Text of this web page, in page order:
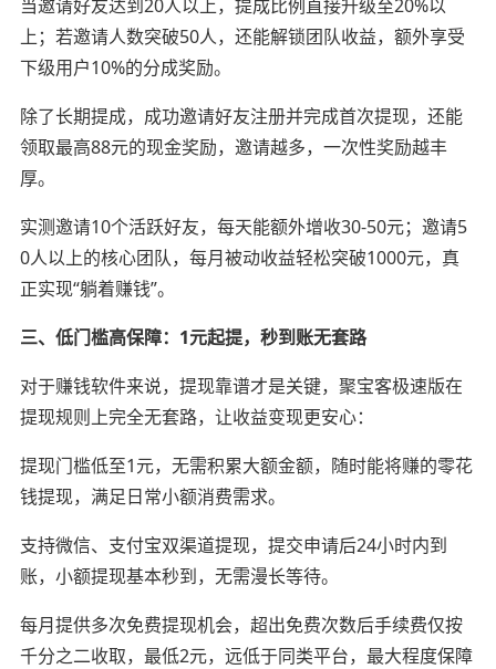
当邀请好友达到20人以上，提成比例直接升级至20%以
上；若邀请人数突破50人，还能解锁团队收益，额外享受
下级用户10%的分成奖励。
除了长期提成，成功邀请好友注册并完成首次提现，还能
领取最高88元的现金奖励，邀请越多，一次性奖励越丰
厚。
实测邀请10个活跃好友，每天能额外增收30-50元；邀请5
0人以上的核心团队，每月被动收益轻松突破1000元，真
正实现“躺着赚钱”。
三、低门槛高保障：1元起提，秒到账无套路
对于赚钱软件来说，提现靠谱才是关键，聚宝客极速版在
提现规则上完全无套路，让收益变现更安心：
提现门槛低至1元，无需积累大额金额，随时能将赚的零花
钱提现，满足日常小额消费需求。
支持微信、支付宝双渠道提现，提交申请后24小时内到
账，小额提现基本秒到，无需漫长等待。
每月提供多次免费提现机会，超出免费次数后手续费仅按
千分之二收取，最低2元，远低于同类平台，最大程度保障